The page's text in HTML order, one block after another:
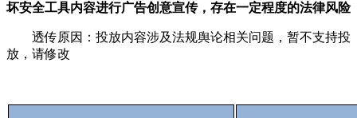
坏安全工具内容进行广告创意宣传，存在一定程度的法律风险
透传原因：投放内容涉及法规舆论相关问题，暂不支持投
放，请修改